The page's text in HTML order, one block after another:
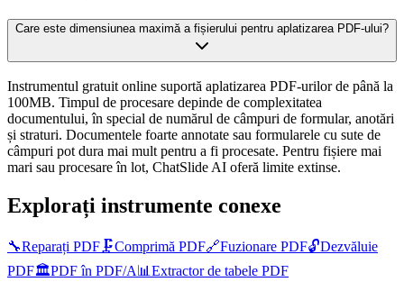
Care este dimensiunea maximă a fișierului pentru aplatizarea PDF-ului?
Instrumentul gratuit online suportă aplatizarea PDF-urilor de până la
100MB. Timpul de procesare depinde de complexitatea
documentului, în special de numărul de câmpuri de formular, anotări
și straturi. Documentele foarte annotate sau formularele cu sute de
câmpuri pot dura mai mult pentru a fi procesate. Pentru fișiere mai
mari sau procesare în lot, ChatSlide AI oferă limite extinse.
Explorați instrumente conexe
🔧Reparați PDF🗜️Comprimă PDF🔗Fuzionare PDF🔓Dezvăluie
PDF🏛️PDF în PDF/A📊 Extractor de tabele PDF